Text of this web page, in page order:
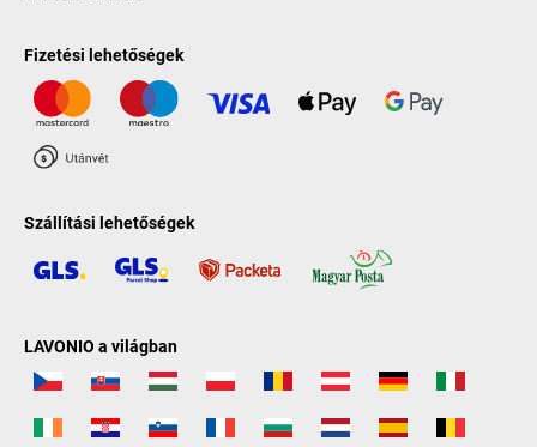
Fizetési lehetőségek
Szállítási lehetőségek
LAVONIO a világban